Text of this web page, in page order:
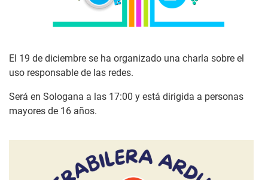
El 19 de diciembre se ha organizado una charla sobre el
uso responsable de las redes.
Será en Sologana a las 17:00 y está dirigida a personas
mayores de 16 años.